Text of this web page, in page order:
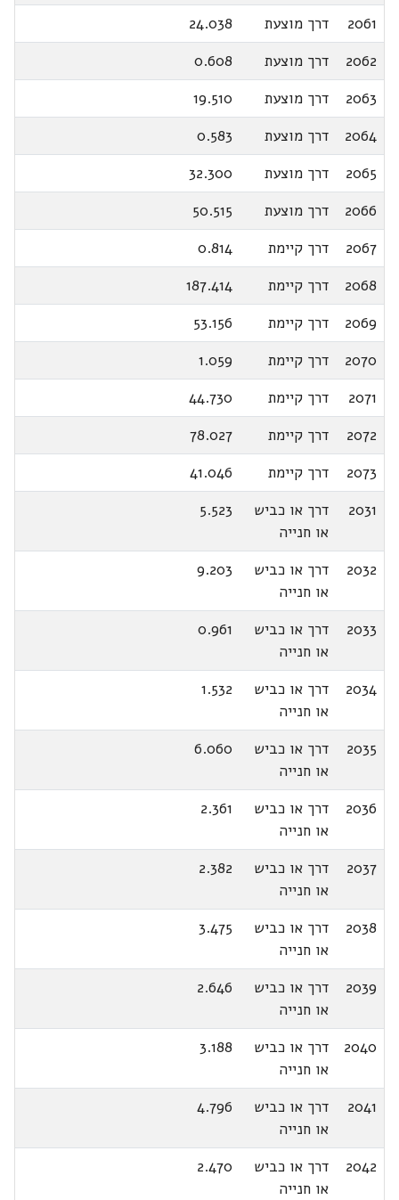
2061 דרך מוצעת
24.038
2062
דרך מוצעת
0.608
2063
דרך מוצעת
19.510
2064
דרך מוצעת
0.583
2065
דרך מוצעת
32.300
2066
דרך מוצעת
50.515
2067
דרך קיימת
0.814
2068
דרך קיימת
187.414
2069
דרך קיימת
53.156
2070
דרך קיימת
1.059
2071
דרך קיימת
44.730
2072
דרך קיימת
78.027
2073
דרך קיימת
41.046
2031
דרך או כביש
או חנייה
5.523
2032
דרך או כביש
או חנייה
9.203
2033
דרך או כביש
או חנייה
0.961
2034
דרך או כביש
או חנייה
1.532
2035
דרך או כביש
או חנייה
6.060
2036
דרך או כביש
או חנייה
2.361
2037
דרך או כביש
או חנייה
2.382
2038
דרך או כביש
או חנייה
3.475
2039
דרך או כביש
או חנייה
2.646
2040
דרך או כביש
או חנייה
3.188
2041
דרך או כביש
או חנייה
4.796
2042
דרך או כביש
או חנייה
2.470